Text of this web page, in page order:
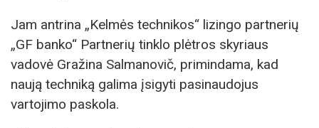
Jam antrina „Kelmės technikos“ lizingo partnerių
„GF banko“ Partnerių tinklo plėtros skyriaus
vadovė Gražina Salmanovič, primindama, kad
naują techniką galima įsigyti pasinaudojus
vartojimo paskola.